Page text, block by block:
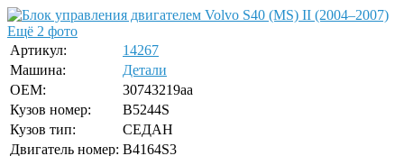
Ещё 2 фото
Артикул:
14267
Машина:
Детали
OEM:
30743219aa
Кузов номер:
B5244S
Кузов тип:
СЕДАН
Двигатель номер: B4164S3